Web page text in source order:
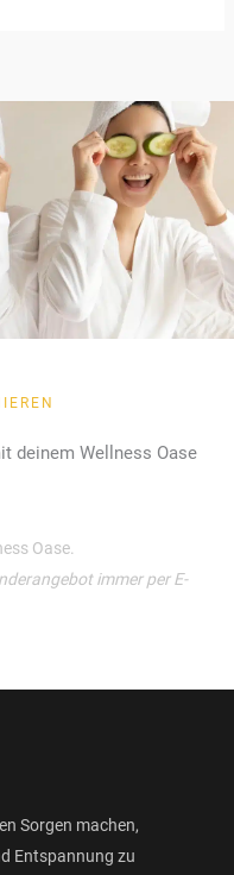
deinem Wellness Oase
Oase.
immer per E-
Sorgen machen,
Entspannung zu